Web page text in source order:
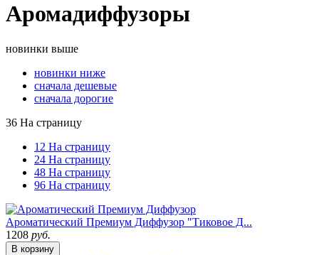
Аромадиффузоры
новинки выше
новинки ниже
сначала дешевые
сначала дорогие
36 На страницу
12 На страницу
24 На страницу
48 На страницу
96 На страницу
Ароматический Премиум Диффузор "Тиковое Д...
1208 руб.
В корзину